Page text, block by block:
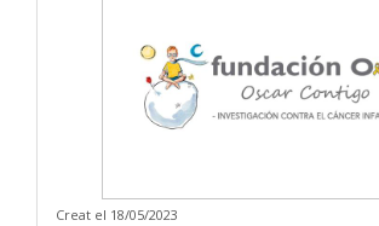
Creat el 18/05/2023